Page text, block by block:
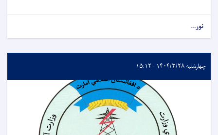
نور...
چهارشنبه ۱۴۰۴/۳/۲۸ - ۱۵:۱۲